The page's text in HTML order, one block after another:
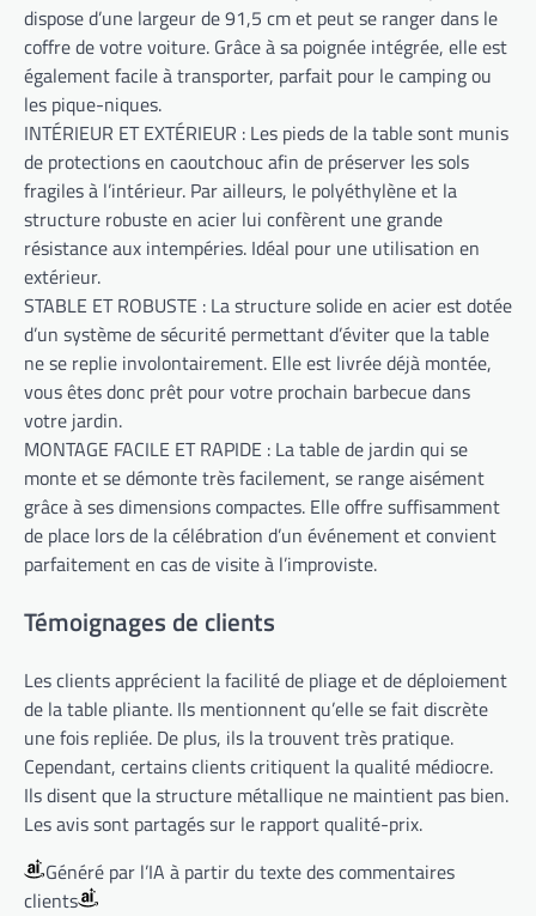
dispose d’une largeur de 91,5 cm et peut se ranger dans le
coffre de votre voiture. Grâce à sa poignée intégrée, elle est
également facile à transporter, parfait pour le camping ou
les pique-niques.
INTÉRIEUR ET EXTÉRIEUR : Les pieds de la table sont munis
de protections en caoutchouc afin de préserver les sols
fragiles à l’intérieur. Par ailleurs, le polyéthylène et la
structure robuste en acier lui confèrent une grande
résistance aux intempéries. Idéal pour une utilisation en
extérieur.
STABLE ET ROBUSTE : La structure solide en acier est dotée
d’un système de sécurité permettant d’éviter que la table
ne se replie involontairement. Elle est livrée déjà montée,
vous êtes donc prêt pour votre prochain barbecue dans
votre jardin.
MONTAGE FACILE ET RAPIDE : La table de jardin qui se
monte et se démonte très facilement, se range aisément
grâce à ses dimensions compactes. Elle offre suffisamment
de place lors de la célébration d’un événement et convient
parfaitement en cas de visite à l’improviste.
Témoignages de clients
Les clients apprécient la facilité de pliage et de déploiement
de la table pliante. Ils mentionnent qu’elle se fait discrète
une fois repliée. De plus, ils la trouvent très pratique.
Cependant, certains clients critiquent la qualité médiocre.
Ils disent que la structure métallique ne maintient pas bien.
Les avis sont partagés sur le rapport qualité-prix.
Généré par l’IA à partir du texte des commentaires
clients